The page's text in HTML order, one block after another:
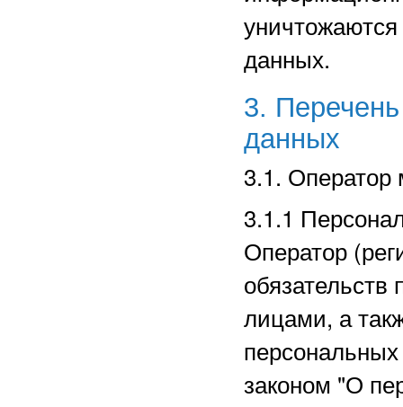
данных.
3.
данных
3.1. Оператор
3.1.1
Оператор
лицами, а
законом "О